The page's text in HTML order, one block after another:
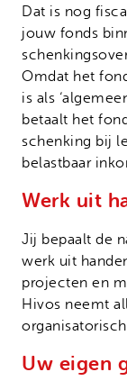
Dat is nog
jouw fonds
Omdat het
is als
betaalt het
schenking bij
belastbaar
Werk uit
Jij bepaalt de
werk uit
projecten en
Hivos neemt
Uw eigen